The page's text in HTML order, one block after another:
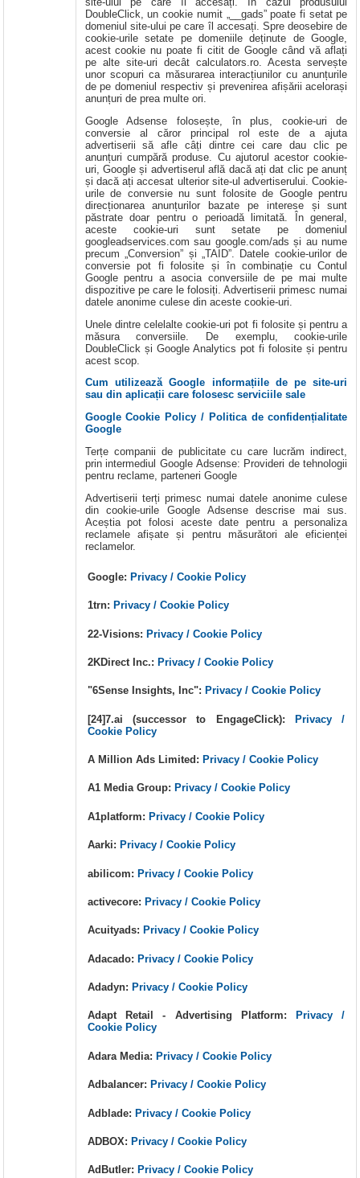
DoubleClick, un cookie numit „__gads” poate fi setat pe
domeniul site-ului pe care îl accesați. Spre deosebire de
cookie-urile setate pe domeniile deținute de Google,
acest cookie nu poate fi citit de Google când vă aflați
pe alte site-uri decât calculators.ro. Acesta servește
unor scopuri ca măsurarea interacțiunilor cu anunțurile
de pe domeniul respectiv și prevenirea afișării acelorași
anunțuri de prea multe ori.
Google Adsense folosește, în plus, cookie-uri de
conversie al căror principal rol este de a ajuta
advertiserii să afle câți dintre cei care dau clic pe
anunțuri cumpără produse. Cu ajutorul acestor cookie-
uri, Google și advertiserul află dacă ați dat clic pe anunț
și dacă ați accesat ulterior site-ul advertiserului. Cookie-
urile de conversie nu sunt folosite de Google pentru
direcționarea anunțurilor bazate pe interese și sunt
păstrate doar pentru o perioadă limitată. În general,
aceste cookie-uri sunt setate pe domeniul
googleadservices.com sau google.com/ads și au nume
precum „Conversion” și „TAID”. Datele cookie-urilor de
conversie pot fi folosite și în combinație cu Contul
Google pentru a asocia conversiile de pe mai multe
dispozitive pe care le folosiți. Advertiserii primesc numai
datele anonime culese din aceste cookie-uri.
Unele dintre celelalte cookie-uri pot fi folosite și pentru a
măsura conversiile. De exemplu, cookie-urile
DoubleClick și Google Analytics pot fi folosite și pentru
acest scop.
Cum utilizează Google informațiile de pe site-uri
sau din aplicații care folosesc serviciile sale
Google Cookie Policy / Politica de confidențialitate
Google
Terțe companii de publicitate cu care lucrăm indirect,
prin intermediul Google Adsense: Provideri de tehnologii
pentru reclame, parteneri Google
Advertiserii terți primesc numai datele anonime culese
din cookie-urile Google Adsense descrise mai sus.
Aceștia pot folosi aceste date pentru a personaliza
reclamele afișate și pentru măsurători ale eficienței
reclamelor.
Google: Privacy / Cookie Policy
1trn: Privacy / Cookie Policy
22-Visions:Privacy / Cookie Policy
2KDirect Inc.: Privacy / Cookie Policy
"6Sense Insights, Inc": Privacy / Cookie Policy
[24]7.ai (successor to EngageClick): Privacy /
Cookie Policy
A Million Ads Limited: Privacy / Cookie Policy
A1 Media Group: Privacy / Cookie Policy
A1platform: Privacy / Cookie Policy
Aarki: Privacy / Cookie Policy
abilicom:Privacy / Cookie Policy
activecore: Privacy / Cookie Policy
Acuityads: Privacy / Cookie Policy
Adacado:Privacy / Cookie Policy
Adadyn: Privacy / Cookie Policy
Adapt Retail - Advertising Platform:
Privacy /
Cookie Policy
Adara Media: Privacy / Cookie Policy
Adbalancer: Privacy / Cookie Policy
Adblade:Privacy / Cookie Policy
ADBOX: Privacy / Cookie Policy
AdButler: Privacy / Cookie Policy